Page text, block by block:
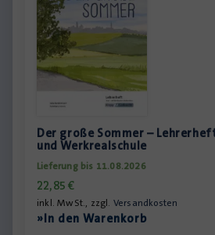
Der große Sommer –
und Werkrealschule
Lieferung bis 11.08.2026
22,85€
inkl. MwSt., zzgl. Versandkosten
»In den Warenkorb